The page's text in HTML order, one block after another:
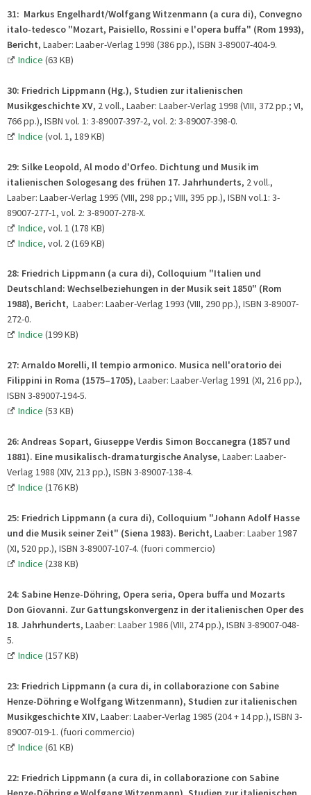
31: Markus Engelhardt/Wolfgang Witzenmann (a cura di), Convegno
italo-tedesco "Mozart, Paisiello, Rossini e l'opera buffa" (Rom 1993),
Bericht, Laaber: Laaber-Verlag 1998 (386 pp.), ISBN 3-89007-404-9.
Indice (63 KB)
30: Friedrich Lippmann (Hg.), Studien zur italienischen
Musikgeschichte XV, 2 voll., Laaber: Laaber-Verlag 1998 (VIII, 372 pp.; VI,
766 pp.), ISBN vol. 1: 3-89007-397-2, vol. 2: 3-89007-398-0.
Indice (vol. 1, 189 KB)
29: Silke Leopold, Al modo d'Orfeo. Dichtung und Musik im
italienischen Sologesang des frühen 17. Jahrhunderts, 2 voll.,
Laaber: Laaber-Verlag 1995 (VIII, 298 pp.; VIII, 395 pp.), ISBN vol.1: 3-
89007-277-1, vol. 2: 3-89007-278-X.
Indice, vol. 1 (178 KB)
Indice, vol. 2 (169 KB)
28: Friedrich Lippmann (a cura di), Colloquium "Italien und
Deutschland: Wechselbeziehungen in der Musik seit 1850" (Rom
1988), Bericht, Laaber: Laaber-Verlag 1993 (VIII, 290 pp.), ISBN 3-89007-
272-0.
Indice (199 KB)
27: Arnaldo Morelli, Il tempio armonico. Musica nell'oratorio dei
Filippini in Roma (1575–1705), Laaber: Laaber-Verlag 1991 (XI, 216 pp.),
ISBN 3-89007-194-5.
Indice (53 KB)
26: Andreas Sopart, Giuseppe Verdis Simon Boccanegra (1857 und
1881). Eine musikalisch-dramaturgische Analyse, Laaber: Laaber-
Verlag 1988 (XIV, 213 pp.), ISBN 3-89007-138-4.
Indice (176 KB)
25: Friedrich Lippmann (a cura di), Colloquium "Johann Adolf Hasse
und die Musik seiner Zeit" (Siena 1983). Bericht, Laaber: Laaber 1987
(XI, 520 pp.), ISBN 3-89007-107-4. (fuori commercio)
Indice (238 KB)
24: Sabine Henze-Döhring, Opera seria, Opera buffa und Mozarts
Don Giovanni. Zur Gattungskonvergenz in der italienischen Oper des
18. Jahrhunderts, Laaber: Laaber 1986 (VIII, 274 pp.), ISBN 3-89007-048-
5.
Indice (157 KB)
23: Friedrich Lippmann (a cura di, in collaborazione con Sabine
Henze-Döhring e Wolfgang Witzenmann), Studien zur italienischen
Musikgeschichte XIV, Laaber: Laaber-Verlag 1985 (204 + 14 pp.), ISBN 3-
89007-019-1. (fuori commercio)
Indice (61 KB)
22: Friedrich Lippmann (a cura di, in collaborazione con Sabine